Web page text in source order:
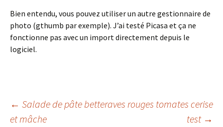
Bien entendu, vous pouvez utiliser un autre gestionnaire de
photo (gthumb par exemple). J’ai testé Picasa et ça ne
fonctionne pas avec un import directement depuis le
logiciel.
Navigation
← Salade de pâte betteraves rouges tomates cerise
et mâche
test →